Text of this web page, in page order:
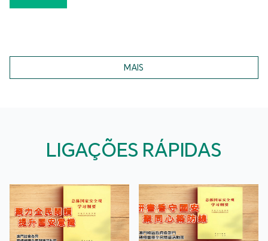
MAIS
LIGAÇÕES RÁPIDAS